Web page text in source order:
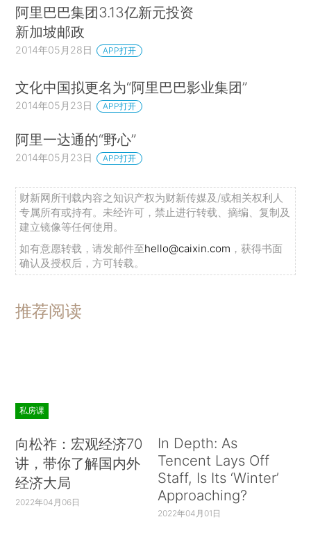
阿里巴巴集团3.13亿新元投资
新加坡邮政
2014年05月28日 APP打开
文化中国拟更名为“阿里巴巴影业集团”
2014年05月23日 APP打开
阿里一达通的“野心”
2014年05月23日 APP打开
财新网所刊载内容之知识产权为财新传媒及/或相关权利人
专属所有或持有。未经许可，禁止进行转载、摘编、复制及
建立镜像等任何使用。
如有意愿转载，请发邮件至hello@caixin.com ，获得书面
确认及授权后，方可转载。
推荐阅读
私房课
向松祚：宏观经济70
讲，带你了解国内外
经济大局
2022年04月06日
In Depth: As
Tencent Lays Off
Staff, Is Its ‘Winter’
Approaching?
2022年04月01日